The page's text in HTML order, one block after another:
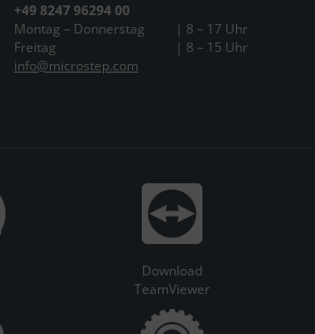
+49 8247 96294 00
Montag – Donnerstag
| 8 – 17 Uhr
Freitag
| 8 – 15 Uhr
info@microstep.com
Download
TeamViewer